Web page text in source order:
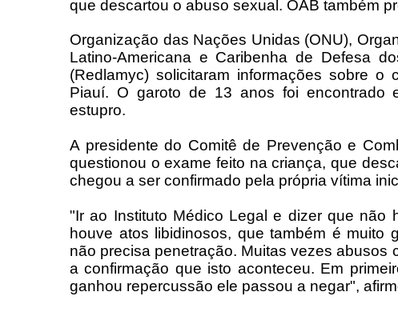
que descartou o abuso sexual. OAB também
Organização das Nações Unidas (ONU),
Latino-Americana e Caribenha de Defesa
(Redlamyc) solicitaram informações sobre
Piauí. O garoto de 13 anos foi encontrado
estupro.
A presidente do Comitê de Prevenção e
questionou o exame feito na criança, que
chegou a ser confirmado pela própria vítima
"Ir ao Instituto Médico Legal e dizer que não
houve atos libidinosos, que também é muito
não precisa penetração. Muitas vezes abusos
a confirmação que isto aconteceu. Em
ganhou repercussão ele passou a negar",